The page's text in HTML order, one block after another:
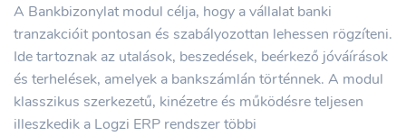
A Bankbizonylat modul célja, hogy a vállalat banki
tranzakcióit pontosan és szabályozottan lehessen rögzíteni.
Ide tartoznak az utalások, beszedések, beérkező jóváírások
és terhelések, amelyek a bankszámlán történnek. A modul
klasszikus szerkezetű, kinézetre és működésre teljesen
illeszkedik a Logzi ERP rendszer többi